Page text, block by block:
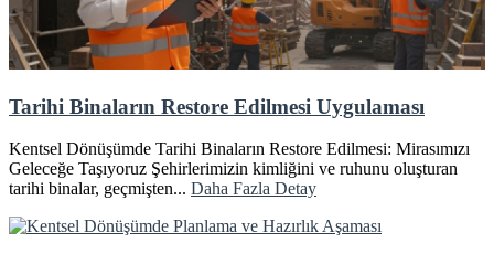
Tarihi Binaların Restore Edilmesi Uygulaması
Kentsel Dönüşümde Tarihi Binaların Restore Edilmesi: Mirasımızı
Geleceğe Taşıyoruz Şehirlerimizin kimliğini ve ruhunu oluşturan
tarihi binalar, geçmişten... Daha Fazla Detay